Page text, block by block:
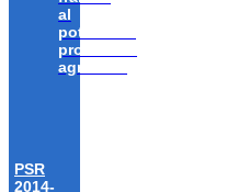
al
potenziale
produttivo
agricolo”
PSR
2014-